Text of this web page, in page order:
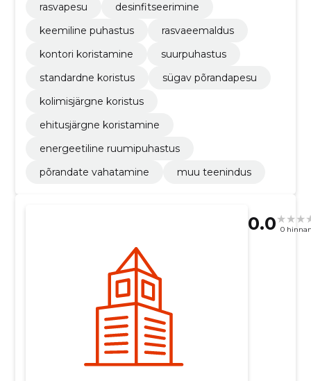
rasvapesu
desinfitseerimine
keemiline puhastus
rasvaeemaldus
kontori koristamine
suurpuhastus
standardne koristus
sügav põrandapesu
kolimisjärgne koristus
ehitusjärgne koristamine
energeetiline ruumipuhastus
põrandate vahatamine
muu teenindus
0.0 0